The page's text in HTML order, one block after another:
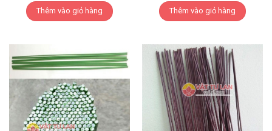
Thêm vào giỏ hàng Thêm vào giỏ hàng